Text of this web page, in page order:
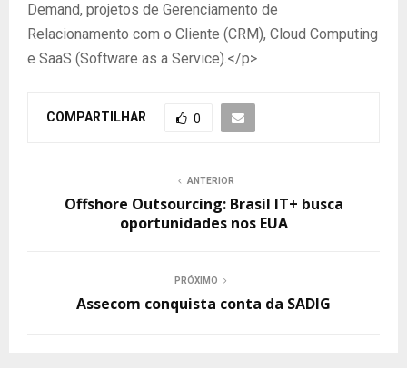
Demand, projetos de Gerenciamento de
Relacionamento com o Cliente (CRM), Cloud Computing
e SaaS (Software as a Service).</p>
COMPARTILHAR 0
ANTERIOR
Offshore Outsourcing: Brasil IT+ busca
oportunidades nos EUA
PRÓXIMO
Assecom conquista conta da SADIG